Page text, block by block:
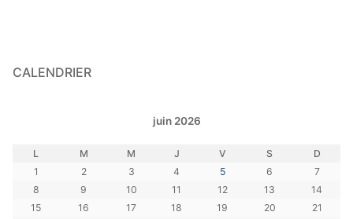
CALENDRIER
juin 2026
L M M J V S D
1 2 3 4 5 6
7
8
9 10 11 12 13
14
15
16 17 18 19 20
21